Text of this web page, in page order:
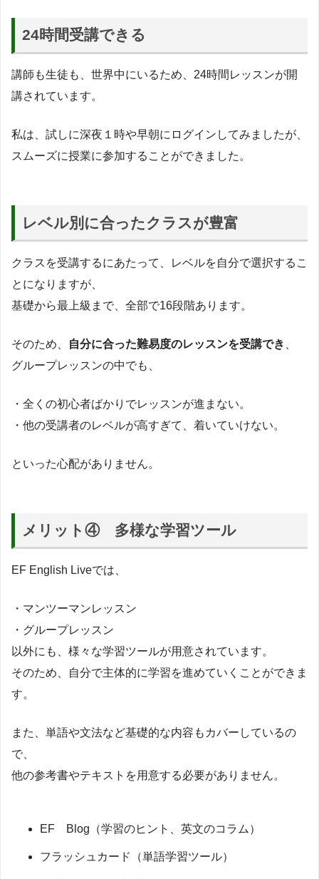
24時間受講できる
講師も生徒も、世界中にいるため、24時間レッスンが開
講されています。
私は、試しに深夜１時や早朝にログインしてみましたが、
スムーズに授業に参加することができました。
レベル別に合ったクラスが豊富
クラスを受講するにあたって、レベルを自分で選択するこ
とになりますが、
基礎から最上級まで、全部で16段階あります。
そのため、 自分に合った難易度のレッスンを受講でき
グループレッスンの中でも、
・全くの初心者ばかりでレッスンが進まない。
・他の受講者のレベルが高すぎて、着いていけない。
といった心配がありません。
メリット④ 多様な学習ツール
EF English Liveでは、
・マンツーマンレッスン
・グループレッスン
以外にも、様々な学習ツールが用意されています。
そのため、自分で主体的に学習を進めていくことができま
す。
また、単語や文法など基礎的な内容もカバーしているの
で、
他の参考書やテキストを用意する必要がありません。
EF Blog（学習のヒント、英文のコラム）
フラッシュカード（単語学習ツール）